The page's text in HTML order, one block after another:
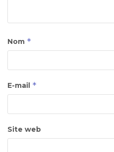
Nom *
E-mail *
Site web